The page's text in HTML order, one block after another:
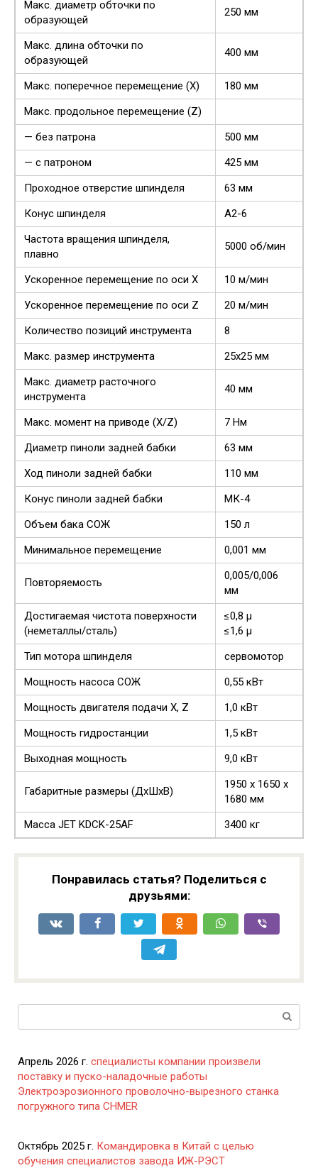
Макс. диаметр обточки по
образующей
250 мм
Макс. длина обточки по
образующей
400 мм
Макс. поперечное перемещение (Х)
180 мм
Макс. продольное перемещение (Z)
— без патрона
500 мм
— с патроном
425 мм
Проходное отверстие шпинделя
63 мм
Конус шпинделя
А2-6
Частота вращения шпинделя,
плавно
5000 об/мин
Ускоренное перемещение по оси Х
10 м/мин
Ускоренное перемещение по оси Z
20 м/мин
Количество позиций инструмента
8
Макс. размер инструмента
25х25 мм
Макс. диаметр расточного
инструмента
40 мм
Макс. момент на приводе (Х/Z)
7 Нм
Диаметр пиноли задней бабки
63 мм
Ход пиноли задней бабки
110 мм
Конус пиноли задней бабки
МК-4
Объем бака СОЖ
150 л
Минимальное перемещение
0,001 мм
Повторяемость
0,005/0,006
мм
Достигаемая чистота поверхности
(неметаллы/сталь)
≤0,8 µ
≤1,6 µ
Тип мотора шпинделя
сервомотор
Мощность насоса СОЖ
0,55 кВт
Мощность двигателя подачи Х, Z
1,0 кВт
Мощность гидростанции
1,5 кВт
Выходная мощность
9,0 кВт
Габаритные размеры (ДхШхВ)
1950 х 1650 х
1680 мм
Масса JET KDCK-25AF
3400 кг
Понравилась статья? Поделиться с
друзьями:
Апрель 2026 г. специалисты компании произвели
поставку и пуско-наладочные работы
Электроэрозионного проволочно-вырезного станка
погружного типа CHMER
Октябрь 2025 г. Командировка в Китай с целью
обучения специалистов завода ИЖ-РЭСТ